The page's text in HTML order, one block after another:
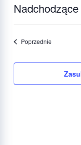
Nadchodzące
Wybierz
PoprzednieWydarzenia